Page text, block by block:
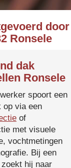
door
Ronsele
dak
Ronsele
spoort een
op via een
of
met visuele
vochtmetingen
Bij een
hij naar